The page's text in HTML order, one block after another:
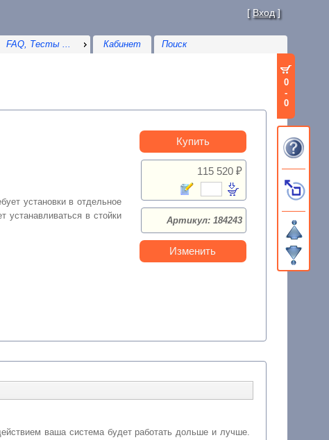
[Вход]
FAQ, Тесты ... Кабинет
в стойки
Купить
115 520 ₽
Артикул: 184243
Изменить
ваша система будет работать дольше и лучше.
0
-
0